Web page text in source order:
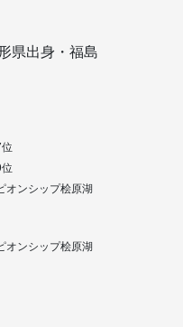
県出身・福島
オンシップ桧原湖
オンシップ桧原湖